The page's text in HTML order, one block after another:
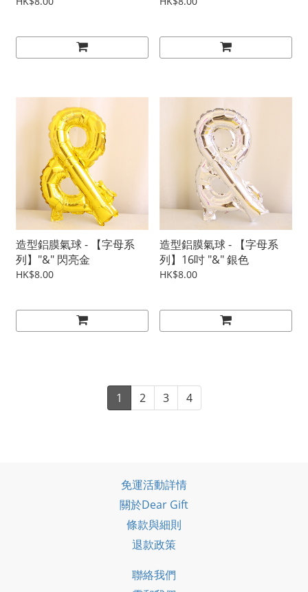
造型鋁膜氣球 - 【字母系
列】"&" 閃亮金
HK$8.00
造型鋁膜氣球 - 【字母系
列】16吋 "&" 銀色
HK$8.00
1 2 3 4
免運活動詳情
關於Dear Gift
條款與細則
退款政策
聯絡我們